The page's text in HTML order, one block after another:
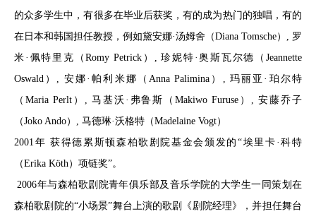
的众多学生中，有很多在毕业后获奖，有的成为热门的独唱，有的
在日本和韩国担任教授，例如黛安娜·汤姆舍（Diana Tomsche）, 罗
米·佩特里克（Romy Petrick）, 珍妮特·奥斯瓦尔德（Jeannette
Oswald）, 安娜·帕利米娜（Anna Palimina）, 玛丽亚·珀尔特
（Maria Perlt）, 马基沃·弗鲁斯（Makiwo Furuse）, 安藤乔子
（Joko Ando）, 马德琳·沃格特（Madelaine Vogt）
2001年 获得德累斯顿森柏歌剧院基金会颁发的“埃里卡·科特
（Erika Köth）项链奖”。
2006年与森柏歌剧院青年俱乐部及音乐学院的大学生一同策划在
森柏歌剧院的“小场景”舞台上演的歌剧《剧院经理》，并担任舞台